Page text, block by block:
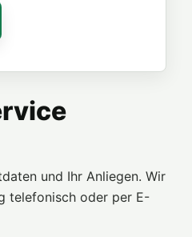
und Ihr Anliegen. Wir
telefonisch oder per E-